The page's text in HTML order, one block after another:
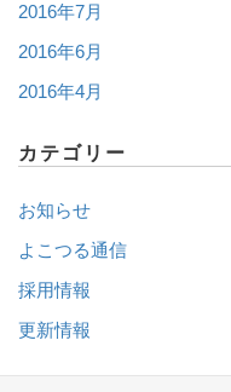
2016年7月
2016年6月
2016年4月
カテゴリー
お知らせ
よこつる通信
採用情報
更新情報